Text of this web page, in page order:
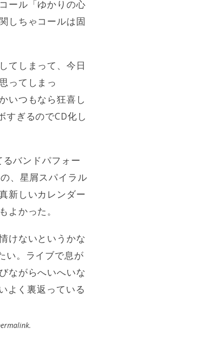
ール「ゆかりの心
しちゃコールは固
てしまって、今日
ってしまっ
いつもなら狂喜し
ぎるのでCD化し
バンドパフォー
、星屑スパイラル
新しいカレンダー
よかった。
けないというかな
い。ライブで息が
ながらへいへいな
よく裏返っている
.